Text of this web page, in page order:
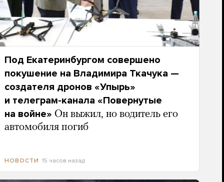
Под Екатеринбургом совершено
покушение на Владимира Ткачука —
создателя дронов «Упырь»
и телеграм-канала «Повернутые
на войне» Он выжил, но водитель его
автомобиля погиб
НОВОСТИ 15 часов назад